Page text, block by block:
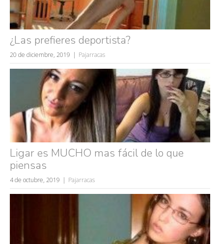
¿Las prefieres deportista?
20 de diciembre, 2019 Pajarracas
Ligar es MUCHO mas fácil de lo que
piensas
4 de octubre, 2019 Pajarracas